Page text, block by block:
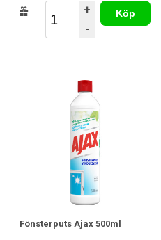
+
-
Köp
Fönsterputs Ajax 500ml